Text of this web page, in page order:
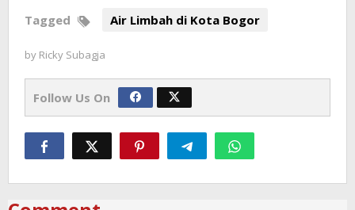
Tagged Air Limbah di Kota Bogor
by Ricky Subagja
Follow Us On